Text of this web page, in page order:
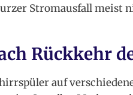
Stromausfall meist
Rückkehr
auf